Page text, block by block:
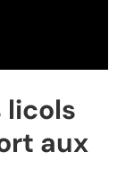
licols
aux